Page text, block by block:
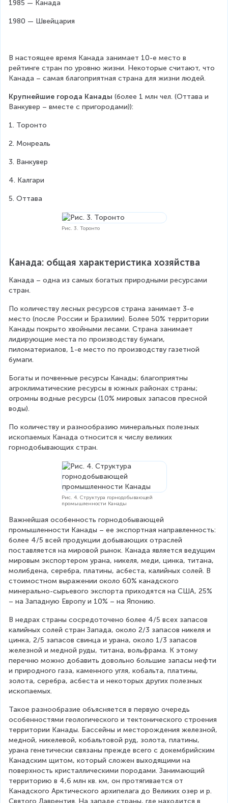
1985 — Канада
1980 — Швейцария
В настоящее время Канада занимает 10-е место в
рейтинге стран по уровню жизни. Некоторые считают, что
Канада – самая благоприятная страна для жизни людей.
Крупнейшие города Канады (более 1 млн чел. (Оттава и
Ванкувер – вместе с пригородами)):
1. Торонто
2. Монреаль
3. Ванкувер
4. Калгари
5. Оттава
Рис. 3. Торонто
Канада: общая характеристика хозяйства
Канада – одна из самых богатых природными ресурсами
стран.
По количеству лесных ресурсов страна занимает 3-е
место (после России и Бразилии). Более 50% территории
Канады покрыто хвойными лесами. Страна занимает
лидирующие места по производству бумаги,
пиломатериалов, 1-е место по производству газетной
бумаги.
Богаты и почвенные ресурсы Канады; благоприятны
агроклиматические ресурсы в южных районах страны;
огромны водные ресурсы (10% мировых запасов пресной
воды).
По количеству и разнообразию минеральных полезных
ископаемых Канада относится к числу великих
горнодобывающих стран.
Рис. 4. Структура горнодобывающей
промышленности Канады
Важнейшая особенность горнодобывающей
промышленности Канады – ее экспортная направленность:
более 4/5 всей продукции добывающих отраслей
поставляется на мировой рынок. Канада является ведущим
мировым экспортером урана, никеля, меди, цинка, титана,
молибдена, серебра, платины, асбеста, калийных солей. В
стоимостном выражении около 60% канадского
минерально-сырьевого экспорта приходятся на США, 25%
– на Западную Европу и 10% – на Японию.
В недрах страны сосредоточено более 4/5 всех запасов
калийных солей стран Запада, около 2/3 запасов никеля и
цинка, 2/5 запасов свинца и урана, около 1/3 запасов
железной и медной руды, титана, вольфрама. К этому
перечню можно добавить довольно большие запасы нефти
и природного газа, каменного угля, кобальта, платины,
золота, серебра, асбеста и некоторых других полезных
ископаемых.
Такое разнообразие объясняется в первую очередь
особенностями геологического и тектонического строения
территории Канады. Бассейны и месторождения железной,
медной, никелевой, кобальтовой руд, золота, платины,
урана генетически связаны прежде всего с докембрийским
Канадским щитом, который сложен выходящими на
поверхность кристаллическими породами. Занимающий
территорию в 4,6 млн кв. км, он протягивается от
Канадского Арктического архипелага до Великих озер и р.
Святого Лаврентия. На западе страны, где находится в